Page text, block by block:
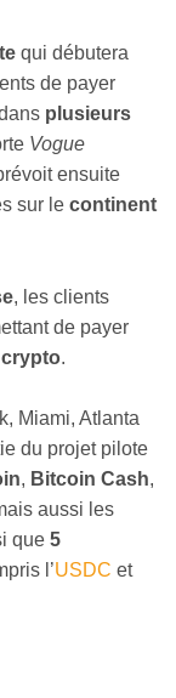
qui débutera
de payer
plusieurs
Vogue
ensuite
sur le continent
, les clients
de payer
.
Miami, Atlanta
du projet pilote
, Bitcoin Cash,
aussi les
que 5
l’USDC et